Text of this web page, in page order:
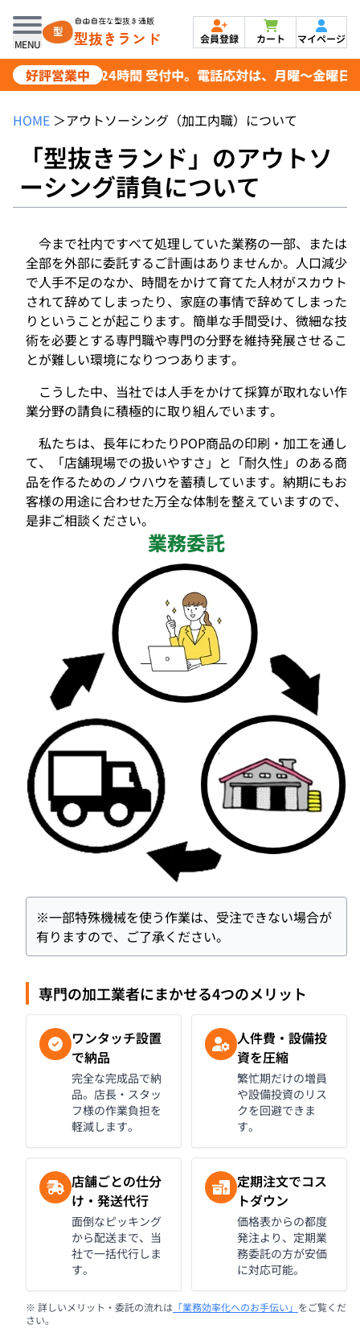
MENU
自由自在な型抜き通販
型抜きランド 会員登録 カート マイページ
好評営業中
ご注文は24時間 受付中。電話応対は、月曜～金曜日
HOME ＞アウトソーシング（加工内職）について
「型抜きランド」のアウトソ
ーシング請負について
今まで社内ですべて処理していた業務の一部、または
全部を外部に委託するご計画はありませんか。人口減少
で人手不足のなか、時間をかけて育てた人材がスカウト
されて辞めてしまったり、家庭の事情で辞めてしまった
りということが起こります。簡単な手間受け、微細な技
術を必要とする専門職や専門の分野を維持発展させるこ
とが難しい環境になりつつあります。
こうした中、当社では人手をかけて採算が取れない作
業分野の請負に積極的に取り組んでいます。
私たちは、長年にわたりPOP商品の印刷・加工を通し
て、「店舗現場での扱いやすさ」と「耐久性」のある商
品を作るためのノウハウを蓄積しています。納期にもお
客様の用途に合わせた万全な体制を整えていますので、
是非ご相談ください。
業務委託
※一部特殊機械を使う作業は、受注できない場合が
有りますので、ご了承ください。
専門の加工業者にまかせる4つのメリット
ワンタッチ設置
で納品
完全な完成品で納
品。店長・スタッ
フ様の作業負担を
軽減します。
人件費・設備投
資を圧縮
繁忙期だけの増員
や設備投資のリス
クを回避できま
す。
店舗ごとの仕分
け・発送代行
面倒なピッキング
から配送まで、当
社で一括代行しま
す。
定期注文でコス
トダウン
価格表からの都度
発注より、定期業
務委託の方が安価
に対応可能。
※ 詳しいメリット・委託の流れは 「業務効率化へのお手伝い」 をご覧くだ
さい。